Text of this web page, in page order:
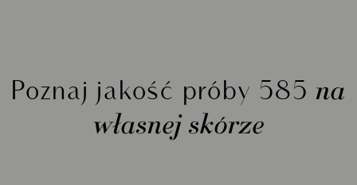
Poznaj jakość próby 585 na
własnej skórze